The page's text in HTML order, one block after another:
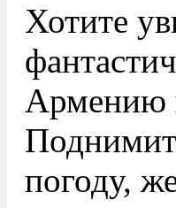
Хотите
Армению
погоду,